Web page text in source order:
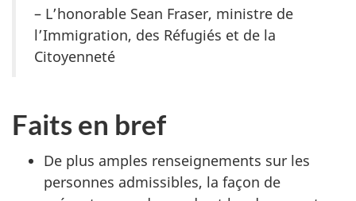
– L’honorable Sean Fraser, ministre de
l’Immigration, des Réfugiés et de la
Citoyenneté
Faits en bref
De plus amples renseignements sur les
personnes admissibles, la façon de